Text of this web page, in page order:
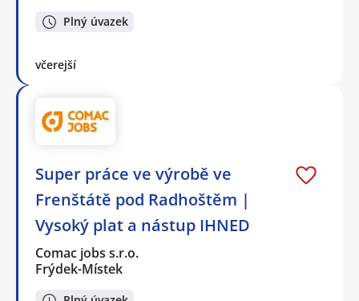
Plný úvazek
včerejší
Super práce ve výrobě ve
Frenštátě pod Radhoštěm |
Vysoký plat a nástup IHNED
Comac jobs s.r.o.
Frýdek-Místek